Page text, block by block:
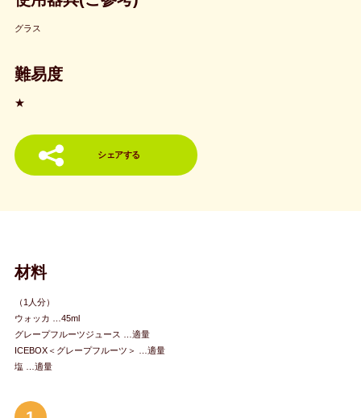
グラス
難易度
★
シェアする
材料
（1人分）
ウォッカ …45ml
グレープフルーツジュース …適量
ICEBOX＜グレープフルーツ＞ …適量
塩 …適量